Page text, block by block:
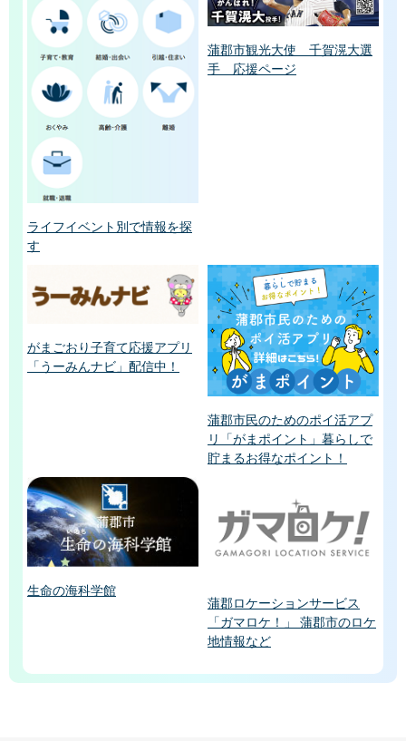
ライフイベント別で情報を探
す
蒲郡市観光大使 千賀滉大選
手 応援ページ
がまごおり子育て応援アプリ
「うーみんナビ」配信中！
蒲郡市民のためのポイ活アプ
リ「がまポイント」暮らしで
貯まるお得なポイント！
生命の海科学館
蒲郡ロケーションサービス
「ガマロケ！」 蒲郡市のロケ
地情報など